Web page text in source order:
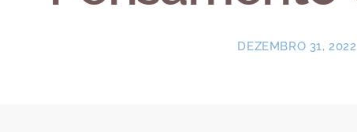
DEZEMBRO 31, 2022